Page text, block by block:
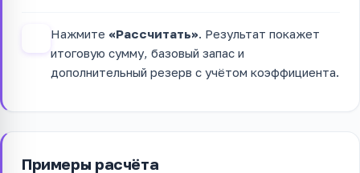
Нажмите «Рассчитать». Результат покажет
итоговую сумму, базовый запас и
дополнительный резерв с учётом коэффициента.
Примеры расчёта